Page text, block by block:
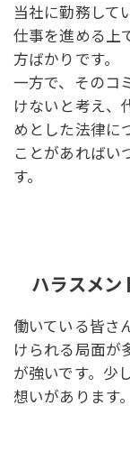
当社に勤務して
仕事を進める上
方ばかりです。
一方で、そのコ
けないと考え、
めとした法律に
ことがあればい
す。
ハラスメン
働いている皆さ
けられる局面が
が強いです。少
想いがあります。